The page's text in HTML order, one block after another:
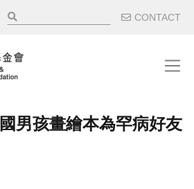
輔助選
CONTACT
男孩畫繪本為罕病好友